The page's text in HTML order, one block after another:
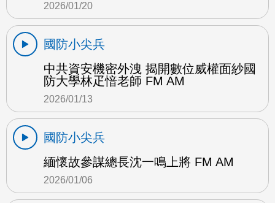
2026/01/20
國防小尖兵
中共資安機密外洩 揭開數位威權面紗國
防大學林疋愔老師 FM AM
2026/01/13
國防小尖兵
緬懷故參謀總長沈一鳴上將 FM AM
2026/01/06